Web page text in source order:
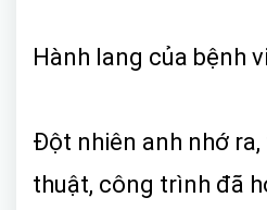
Hành lang của bệnh
Đột nhiên anh nhớ
thuật, công trình đã